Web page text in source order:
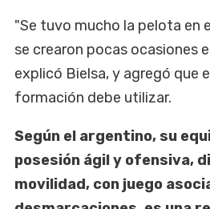
"Se tuvo mucho la pelota en
se crearon pocas ocasiones
explicó Bielsa, y agregó que
formación debe utilizar.
Según el argentino, su
posesión ágil y ofensiva,
movilidad, con juego